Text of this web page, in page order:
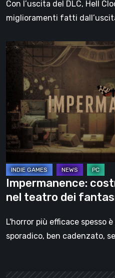
Con l’uscita del DLC, Hell
miglioramenti fatti
Impermanence:
costruire
santuario
nel
teatro
dei
fantasmi
Impermanence:
nel teatro dei
L'horror più efficace spesso
sporadico, ben cadenzato,